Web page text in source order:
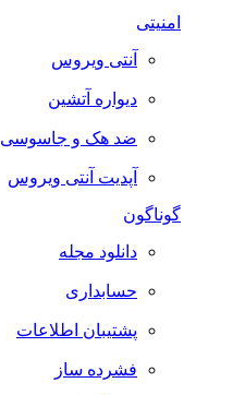
امنیتی
آنتی ویروس
دیواره آتشین
ضد هک و جاسوسی
آپدیت آنتی ویروس
گوناگون
دانلود مجله
حسابداری
پشتیبان اطلاعات
فشرده ساز